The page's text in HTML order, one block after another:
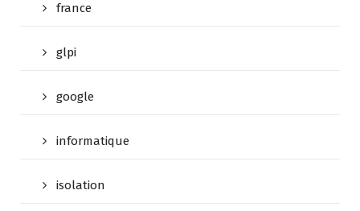
france
glpi
google
informatique
isolation